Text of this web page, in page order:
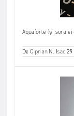
Aquaforte (și sora ei
DeCiprian N. Isac29